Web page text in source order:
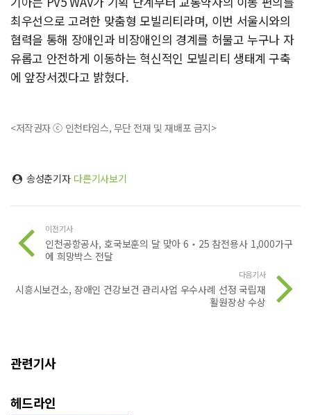
최우선으로 고려한 맞춤형 모빌리티라며, 이번 서울시와의
협력을 통해 장애인과 비장애인의 경계를 허물고 누구나 자
유롭고 안전하게 이동하는 혁신적인 모빌리티 생태계 구축
에 앞장서겠다고 밝혔다.
<저작권자 ⓒ 인천타임스, 무단 전재 및 재배포 금지>
송성춘기자 다른기사보기
이전기사
인천공항공사, 호국보훈의 달 맞아 6‧25 참전용사 1,000가구
에 희망박스 전달
다음기사
시흥시보건소, 장애인 건강보건 관리사업 우수사례 선정 국립재
활원장상 수상
관련기사
헤드라인